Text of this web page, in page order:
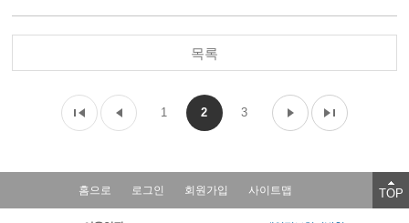
목록
1 2 3
홈으로 로그인 회원가입 사이트맵 TOP